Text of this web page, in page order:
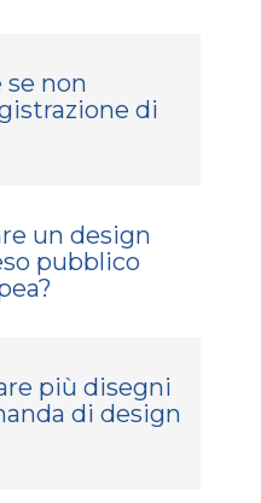
se non
di
un design
pubblico
più disegni
di design